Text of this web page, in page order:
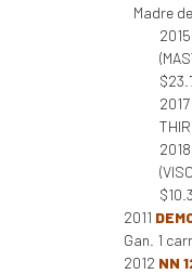
Madre
2015
2017
2018
2011
Gan. 1
2012 NN